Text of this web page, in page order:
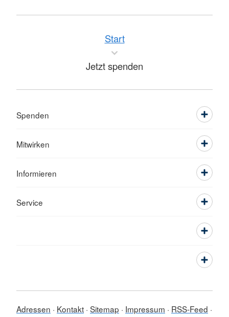
Start
Jetzt spenden
Spenden
Mitwirken
Informieren
Service
Adressen Kontakt Sitemap Impressum
RSS-Feed